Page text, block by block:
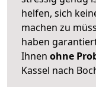
helfen, sich
machen zu
haben
Ihnen ohne
Kassel nach